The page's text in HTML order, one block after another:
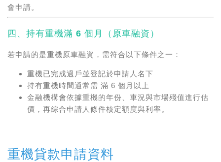
會申請。
四、持有重機滿 6 個月（原車融資）
若申請的是重機原車融資，需符合以下條件之一：
重機已完成過戶並登記於申請人名下
持有重機時間通常需 滿 6 個月以上
金融機構會依據重機的年份、車況與市場殘值進行估
價，再綜合申請人條件核定額度與利率。
重機貸款申請資料